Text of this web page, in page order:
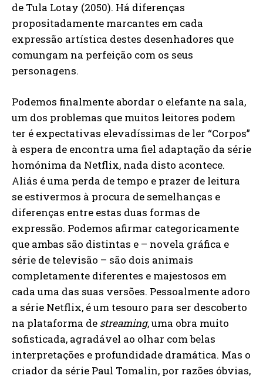
de Tula Lotay (2050). Há diferenças
propositadamente marcantes em cada
expressão artística destes desenhadores que
comungam na perfeição com os seus
personagens.
Podemos finalmente abordar o elefante na sala,
um dos problemas que muitos leitores podem
ter é expectativas elevadíssimas de ler “Corpos”
à espera de encontra uma fiel adaptação da série
homónima da Netflix, nada disto acontece.
Aliás é uma perda de tempo e prazer de leitura
se estivermos à procura de semelhanças e
diferenças entre estas duas formas de
expressão. Podemos afirmar categoricamente
que ambas são distintas e – novela gráfica e
série de televisão – são dois animais
completamente diferentes e majestosos em
cada uma das suas versões. Pessoalmente adoro
a série Netflix, é um tesouro para ser descoberto
na plataforma de streaming, uma obra muito
sofisticada, agradável ao olhar com belas
interpretações e profundidade dramática. Mas o
criador da série Paul Tomalin, por razões óbvias,